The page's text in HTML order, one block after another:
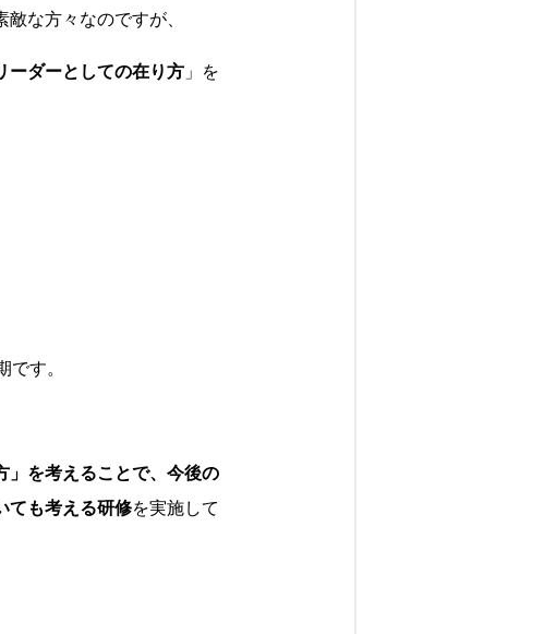
敵な方々なのですが、
ーダーとしての在り方 」を
す。
」を考えることで、今後の
ても考える研修を実施して